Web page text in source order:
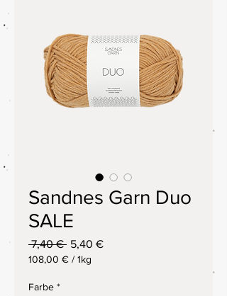
Sandnes Garn Duo
SALE
7,40 € Standardpreis
5,40 €Sale-
108,00 € / 1kg
pro
Farbe *